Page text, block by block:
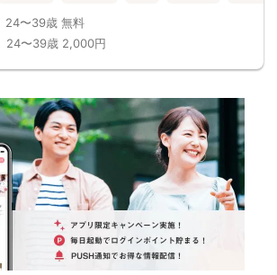
24〜39歳 無料
24〜39歳 2,000円